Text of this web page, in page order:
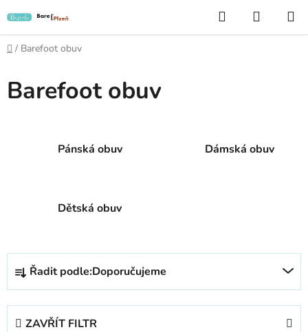
na
obsah
Hledat
KOŠÍK
Domů
/ Barefoot obuv
Barefoot obuv
Pánská obuv Dámská obuv
Dětská obuv
Ř
z
Řadit podle:Doporučujeme
ZAVŘÍT FILTR